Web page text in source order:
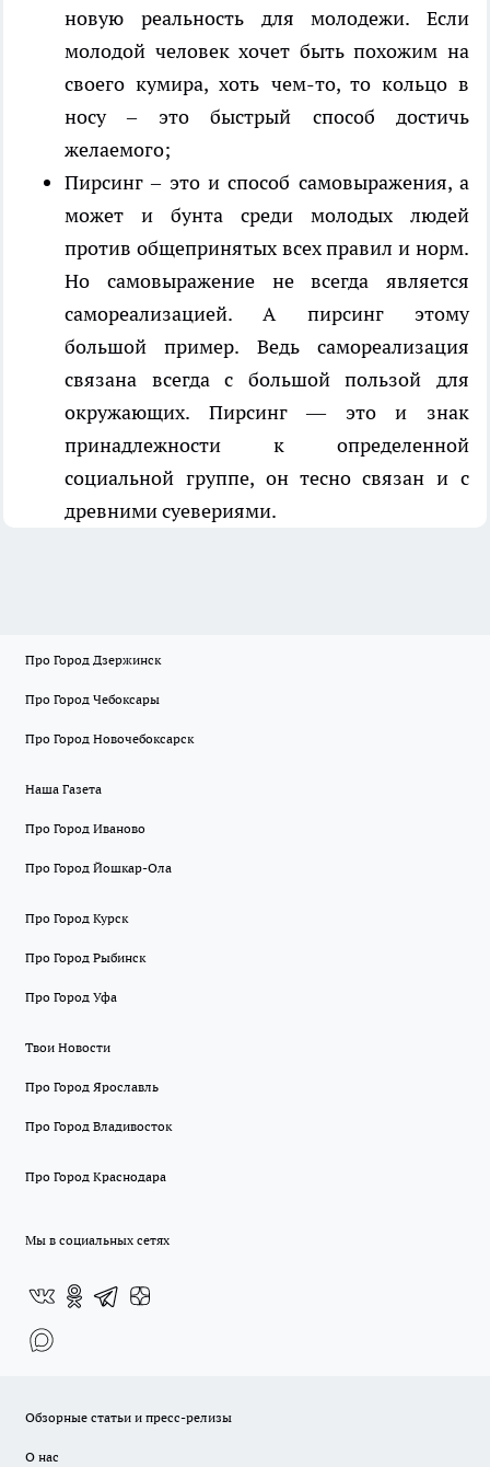
новую реальность для молодежи. Если
молодой человек хочет быть похожим на
своего кумира, хоть чем-то, то кольцо в
носу – это быстрый способ достичь
желаемого;
Пирсинг – это и способ самовыражения, а
может и бунта среди молодых людей
против общепринятых всех правил и норм.
Но самовыражение не всегда является
самореализацией. А пирсинг этому
большой пример. Ведь самореализация
связана всегда с большой пользой для
окружающих. Пирсинг — это и знак
принадлежности к определенной
социальной группе, он тесно связан и с
древними суевериями.
Про Город Дзержинск
Про Город Чебоксары
Про Город Новочебоксарск
Наша Газета
Про Город Иваново
Про Город Йошкар-Ола
Про Город Курск
Про Город Рыбинск
Про Город Уфа
Твои Новости
Про Город Ярославль
Про Город Владивосток
Про Город Краснодара
Мы в социальных сетях
Обзорные статьи и пресс-релизы
О нас